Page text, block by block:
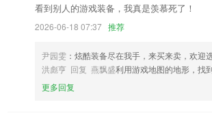
看到别人的游戏装备，我真是羡慕死了！
2026-06-18 07:37 推荐
尹园雯 ：炫酷装备尽在我手，来买来卖，欢迎
洪彪亨 回复 燕飘盛利用游戏地图的地形，找
更多回复